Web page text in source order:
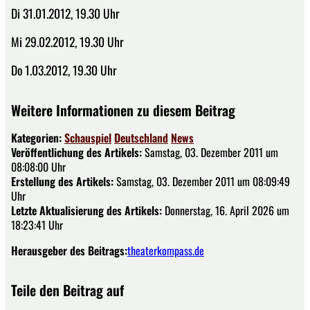
Di 31.01.2012, 19.30 Uhr
Mi 29.02.2012, 19.30 Uhr
Do 1.03.2012, 19.30 Uhr
Weitere Informationen zu diesem Beitrag
Kategorien:Schauspiel Deutschland News
Veröffentlichung des Artikels:Samstag, 03. Dezember 2011 um
08:08:00 Uhr
Erstellung des Artikels:Samstag, 03. Dezember 2011 um 08:09:49
Uhr
Letzte Aktualisierung des Artikels: Donnerstag, 16. April 2026 um
18:23:41 Uhr
Herausgeber des Beitrags:theaterkompass.de
Teile den Beitrag auf